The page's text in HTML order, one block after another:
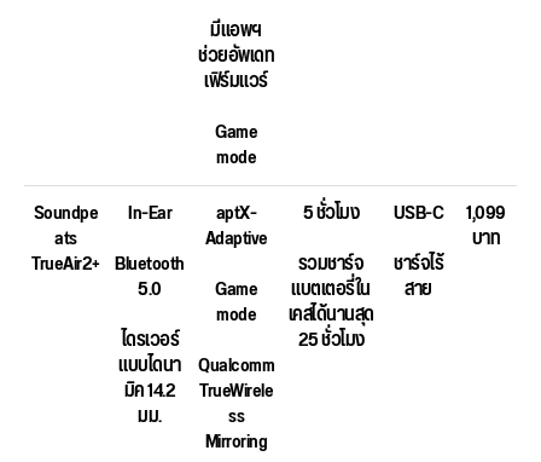
มีแอพฯ
ช่วยอัพเดท
เฟิร์มแวร์
Game
mode
Soundpe
ats
TrueAir2+
In-Ear
Bluetooth
5.0
ไดรเวอร์
แบบไดนา
มิค 14.2
มม.
aptX-
Adaptive
Game
mode
Qualcomm
TrueWirele
ss
Mirroring
5 ชั่วโมง
รวมชาร์จ
แบตเตอรี่ใน
เคสได้นานสุด
25 ชั่วโมง
USB-C
ชาร์จไร้
สาย
1,099
บาท